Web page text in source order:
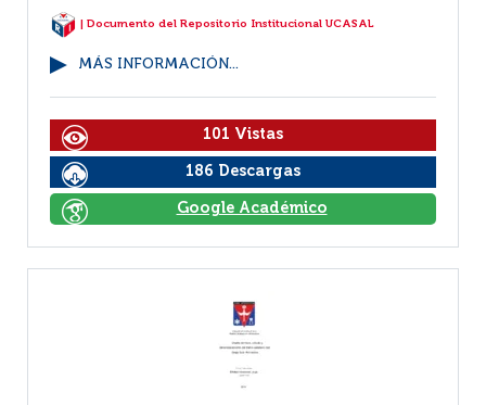
| Documento del Repositorio Institucional UCASAL
MÁS INFORMACIÓN...
101 Vistas
186 Descargas
Google Académico